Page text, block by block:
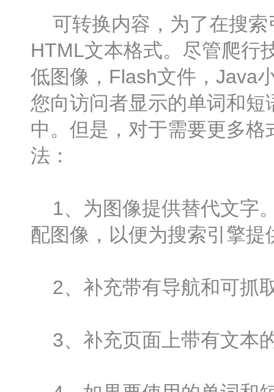
可转换内容，为了在搜索
HTML文本格式。尽管爬行
低图像，Flash文件，Java
您向访问者显示的单词和
中。但是，对于需要更多
法：
1、为图像提供替代文字
配图像，以便为搜索引擎
2、补充带有导航和可抓
3、补充页面上带有文本